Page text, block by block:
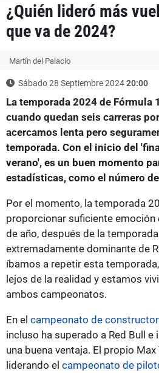
¿Quién lideró más
que va de 2024?
Martín del Palacio
Sábado 28 Septiembre 202420:00
La temporada 2024 de Fórmula
cuando quedan seis carreras
acercamos lenta pero
temporada. Con el inicio del
verano', es un buen momento
estadísticas, como el número
Por el momento, la temporada
proporcionar suficiente emoción
de año, después de la
extremadamente dominante de
íbamos a repetir esta
lejos de la realidad y estamos
ambos campeonatos.
En el campeonato de
incluso ha superado a Red Bull
una buena ventaja. El propio
liderando el campeonato de